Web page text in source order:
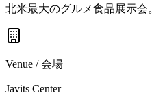
北米最大のグルメ食品展示会。
Venue / 会場
Javits Center